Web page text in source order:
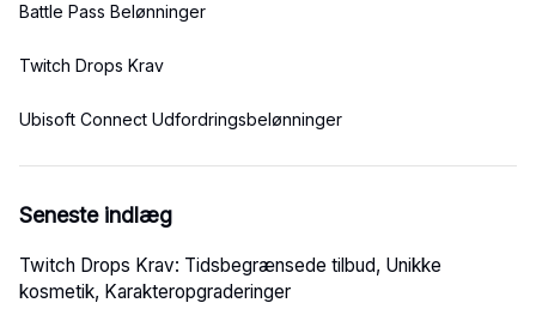
Battle Pass Belønninger
Twitch Drops Krav
Ubisoft Connect Udfordringsbelønninger
Seneste indlæg
Twitch Drops Krav: Tidsbegrænsede tilbud, Unikke
kosmetik, Karakteropgraderinger